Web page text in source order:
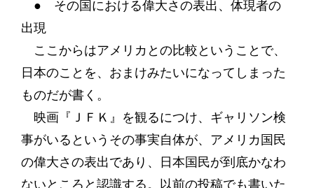
● その国における偉大さの表出、体現者の
出現
ここからはアメリカとの比較ということで、
日本のことを、おまけみたいになってしまった
ものだが書く。
映画『ＪＦＫ』を観るにつけ、ギャリソン検
事がいるというその事実自体が、アメリカ国民
の偉大さの表出であり、日本国民が到底かなわ
ないところと認識する。以前の投稿でも書いた